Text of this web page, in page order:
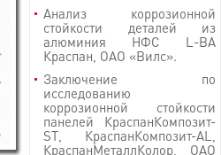
Анализ коррозионной
стойкости деталей из
алюминия НФС L-ВА
Краспан, ОАО «Вилс».
Заключение по
исследованию
коррозионной стойкости
панелей КраспанКомпозит-
ST, КраспанКомпозит-AL,
КраспанМеталлКолор, ОАО